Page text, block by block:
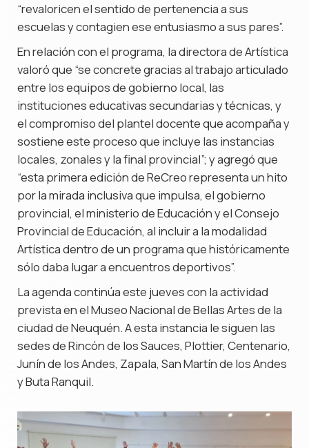
“revaloricen el sentido de pertenencia a sus
escuelas y contagien ese entusiasmo a sus pares”.
En relación con el programa, la directora de Artística
valoró que “se concrete gracias al trabajo articulado
entre los equipos de gobierno local, las
instituciones educativas secundarias y técnicas, y
el compromiso del plantel docente que acompaña y
sostiene este proceso que incluye las instancias
locales, zonales y la final provincial”; y agregó que
“esta primera edición de ReCreo representa un hito
por la mirada inclusiva que impulsa, el gobierno
provincial, el ministerio de Educación y el Consejo
Provincial de Educación, al incluir a la modalidad
Artística dentro de un programa que históricamente
sólo daba lugar a encuentros deportivos”.
La agenda continúa este jueves con la actividad
prevista en el Museo Nacional de Bellas Artes de la
ciudad de Neuquén. A esta instancia le siguen las
sedes de Rincón de los Sauces, Plottier, Centenario,
Junín de los Andes, Zapala, San Martín de los Andes
y Buta Ranquil.